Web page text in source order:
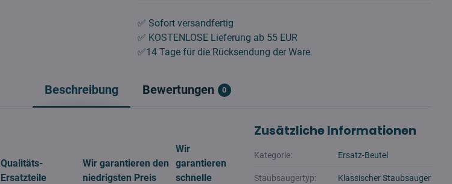
✅ Sofort versandfertig
✅ KOSTENLOSE Lieferung ab 55 EUR
✅14 Tage für die Rücksendung der Ware
Beschreibung Bewertungen 0
Qualitäts-
Ersatzteile
Wir garantieren den
niedrigsten Preis
Wir
garantieren
schnelle
Zusätzliche Informationen
Kategorie: Ersatz-Beutel
Staubsaugertyp: Klassischer Staubsauger